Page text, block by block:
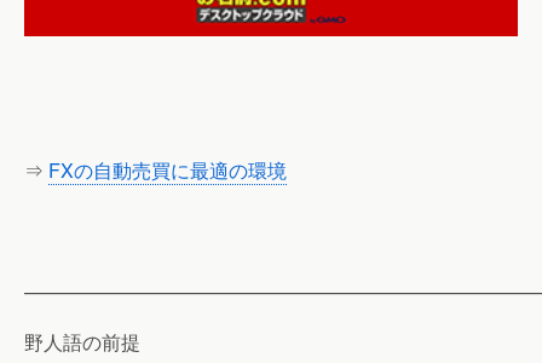
⇒ FXの自動売買に最適の環境
野人語の前提